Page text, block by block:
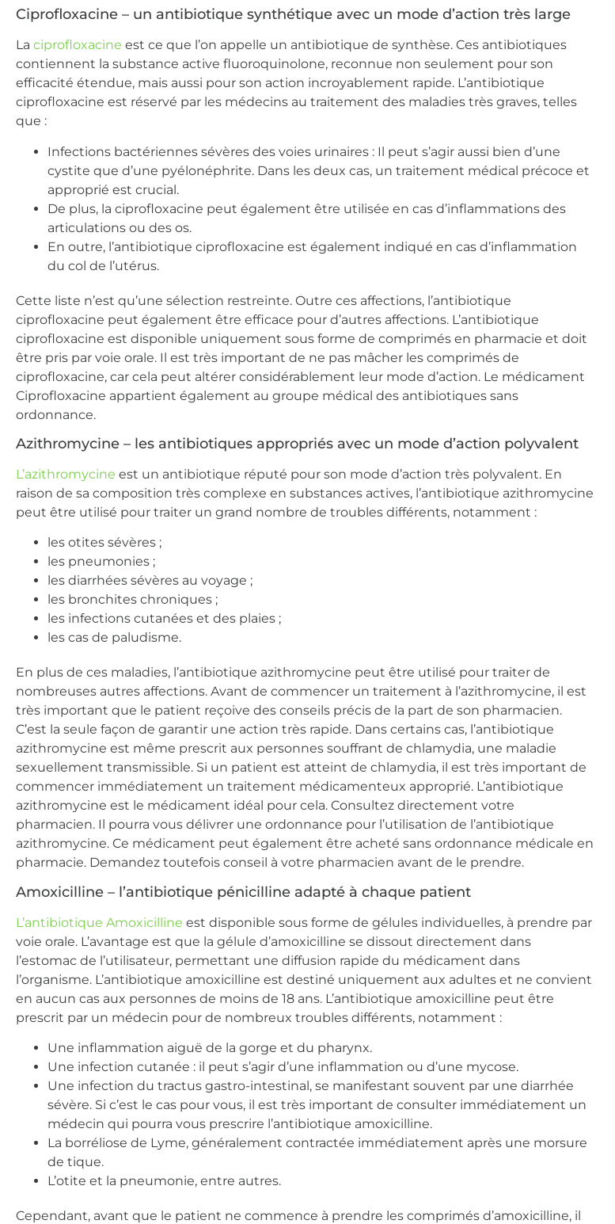
Ciprofloxacine – un antibiotique synthétique avec un mode d’action très large
La ciprofloxacine est ce que l’on appelle un antibiotique de synthèse. Ces antibiotiques
contiennent la substance active fluoroquinolone, reconnue non seulement pour son
efficacité étendue, mais aussi pour son action incroyablement rapide. L’antibiotique
ciprofloxacine est réservé par les médecins au traitement des maladies très graves, telles
que :
Infections bactériennes sévères des voies urinaires : Il peut s’agir aussi bien d’une
cystite que d’une pyélonéphrite. Dans les deux cas, un traitement médical précoce et
approprié est crucial.
De plus, la ciprofloxacine peut également être utilisée en cas d’inflammations des
articulations ou des os.
En outre, l’antibiotique ciprofloxacine est également indiqué en cas d’inflammation
du col de l’utérus.
Cette liste n’est qu’une sélection restreinte. Outre ces affections, l’antibiotique
ciprofloxacine peut également être efficace pour d’autres affections. L’antibiotique
ciprofloxacine est disponible uniquement sous forme de comprimés en pharmacie et doit
être pris par voie orale. Il est très important de ne pas mâcher les comprimés de
ciprofloxacine, car cela peut altérer considérablement leur mode d’action. Le médicament
Ciprofloxacine appartient également au groupe médical des antibiotiques sans
ordonnance.
Azithromycine – les antibiotiques appropriés avec un mode d’action polyvalent
L’azithromycine est un antibiotique réputé pour son mode d’action très polyvalent. En
raison de sa composition très complexe en substances actives, l’antibiotique azithromycine
peut être utilisé pour traiter un grand nombre de troubles différents, notamment :
les otites sévères ;
les pneumonies ;
les diarrhées sévères au voyage ;
les bronchites chroniques ;
les infections cutanées et des plaies ;
les cas de paludisme.
En plus de ces maladies, l’antibiotique azithromycine peut être utilisé pour traiter de
nombreuses autres affections. Avant de commencer un traitement à l’azithromycine, il est
très important que le patient reçoive des conseils précis de la part de son pharmacien.
C’est la seule façon de garantir une action très rapide. Dans certains cas, l’antibiotique
azithromycine est même prescrit aux personnes souffrant de chlamydia, une maladie
sexuellement transmissible. Si un patient est atteint de chlamydia, il est très important de
commencer immédiatement un traitement médicamenteux approprié. L’antibiotique
azithromycine est le médicament idéal pour cela. Consultez directement votre
pharmacien. Il pourra vous délivrer une ordonnance pour l’utilisation de l’antibiotique
azithromycine. Ce médicament peut également être acheté sans ordonnance médicale en
pharmacie. Demandez toutefois conseil à votre pharmacien avant de le prendre.
Amoxicilline – l’antibiotique pénicilline adapté à chaque patient
L’antibiotique Amoxicilline est disponible sous forme de gélules individuelles, à prendre par
voie orale. L’avantage est que la gélule d’amoxicilline se dissout directement dans
l’estomac de l’utilisateur, permettant une diffusion rapide du médicament dans
l’organisme. L’antibiotique amoxicilline est destiné uniquement aux adultes et ne convient
en aucun cas aux personnes de moins de 18 ans. L’antibiotique amoxicilline peut être
prescrit par un médecin pour de nombreux troubles différents, notamment :
Une inflammation aiguë de la gorge et du pharynx.
Une infection cutanée : il peut s’agir d’une inflammation ou d’une mycose.
Une infection du tractus gastro-intestinal, se manifestant souvent par une diarrhée
sévère. Si c’est le cas pour vous, il est très important de consulter immédiatement un
médecin qui pourra vous prescrire l’antibiotique amoxicilline.
La borréliose de Lyme, généralement contractée immédiatement après une morsure
de tique.
L’otite et la pneumonie, entre autres.
Cependant, avant que le patient ne commence à prendre les comprimés d’amoxicilline, il